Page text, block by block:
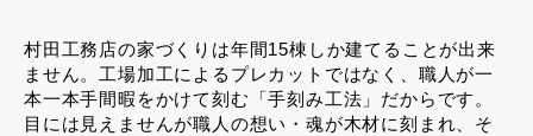
村田工務店の家づくりは年間15棟しか建てることが出来
ません。工場加工によるプレカットではなく、職人が一
本一本手間暇をかけて刻む「手刻み工法」だからです。
目には見えませんが職人の想い・魂が木材に刻まれ、そ